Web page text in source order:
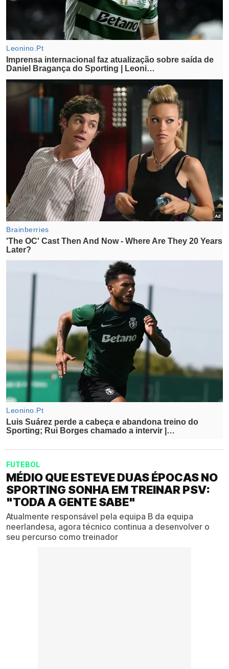
FUTEBOL
MÉDIO QUE ESTEVE DUAS ÉPOCAS NO
SPORTING SONHA EM TREINAR PSV:
"TODA A GENTE SABE"
Atualmente responsável pela equipa B da equipa
neerlandesa, agora técnico continua a desenvolver o
seu percurso como treinador